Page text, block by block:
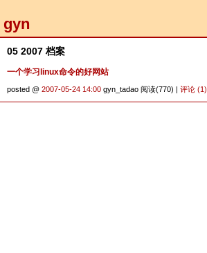
gyn
05 2007 档案
一个学习linux命令的好网站
posted @ 2007-05-24 14:00 gyn_tadao 阅读(770) | 评论 (1)